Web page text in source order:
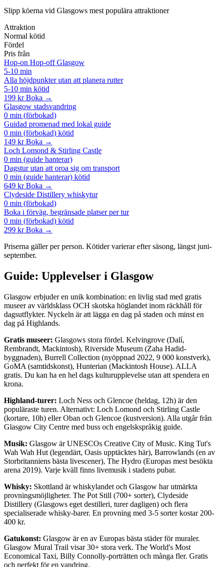
Slipp köerna vid Glasgows mest populära attraktioner
Attraktion
Normal kötid
Fördel
Pris från
Hop-on Hop-off Glasgow
5-10 min
Alla höjdpunkter utan att planera rutter
5-10 min kötid
199 kr Boka →
Glasgow stadsvandring
0 min (förbokad)
Guidad promenad med lokal guide
0 min (förbokad) kötid
149 kr Boka →
Loch Lomond & Stirling Castle
0 min (guide hanterar)
Dagstur utan att oroa sig om transport
0 min (guide hanterar) kötid
649 kr Boka →
Clydeside Distillery whiskytur
0 min (förbokad)
Boka i förväg, begränsade platser per tur
0 min (förbokad) kötid
299 kr Boka →
Priserna gäller per person. Kötider varierar efter säsong, längst juni-
september.
Guide: Upplevelser i Glasgow
Glasgow erbjuder en unik kombination: en livlig stad med gratis
museer av världsklass OCH skotska höglandet inom räckhåll för
dagsutflykter. Nyckeln är att lägga en dag på staden och minst en
dag på Highlands.
Gratis museer: Glasgows stora fördel. Kelvingrove (Dalí,
Rembrandt, Mackintosh), Riverside Museum (Zaha Hadid-
byggnaden), Burrell Collection (nyöppnad 2022, 9 000 konstverk),
GoMA (samtidskonst), Hunterian (Mackintosh House). ALLA
gratis. Du kan ha en hel dags kulturupplevelse utan att spendera en
krona.
Highland-turer: Loch Ness och Glencoe (heldag, 12h) är den
populäraste turen. Alternativt: Loch Lomond och Stirling Castle
(kortare, 10h) eller Oban och Glencoe (kustversion). Alla utgår från
Glasgow City Centre med buss och engelskspråkig guide.
Musik: Glasgow är UNESCOs Creative City of Music. King Tut's
Wah Wah Hut (legendärt, Oasis upptäcktes här), Barrowlands (en av
Storbritanniens bästa livescener), The Hydro (Europas mest besökta
arena 2019). Varje kväll finns livemusik i stadens pubar.
Whisky: Skottland är whiskylandet och Glasgow har utmärkta
provningsmöjligheter. The Pot Still (700+ sorter), Clydeside
Distillery (Glasgows eget destilleri, turer dagligen) och flera
specialiserade whisky-barer. En provning med 3-5 sorter kostar 200-
400 kr.
Gatukonst: Glasgow är en av Europas bästa städer för muraler.
Glasgow Mural Trail visar 30+ stora verk. The World's Most
Economical Taxi, Billy Connolly-porträtten och många fler. Gratis
och perfekt för en vandring.